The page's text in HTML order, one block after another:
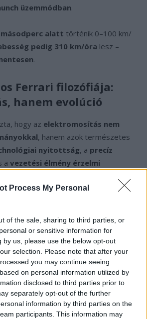
Process My Personal
of the sale, sharing to third parties, or
or sensitive information for
by us, please use the below opt-out
selection. Please note that after your
you may continue seeing
on personal information utilized by
disclosed to third parties prior to
separately opt-out of the further
information by third parties on the
participants. This information may
üzemmódban.
másodperc alatt történik 0–100 km/
pedig 310 km/óra lesz –
.
Ferrari filozófiája:
hanem evolúció
hogy az elektromosítás nem
, hanem azok természetes
nyitottság, a precíz
a vezetési élmény érzelmi
egy elektromos sportautó lesz,
teljesítmény,
szenvedélyes mérnöki
is meghatározó szerepet játszik.
cars.hu-t a Facebookon is, további